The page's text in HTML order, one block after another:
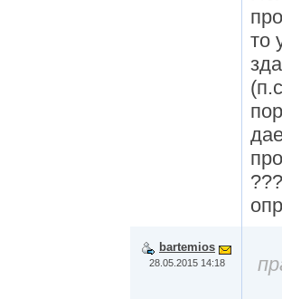
то
bartemios
28.05.2015 14:18